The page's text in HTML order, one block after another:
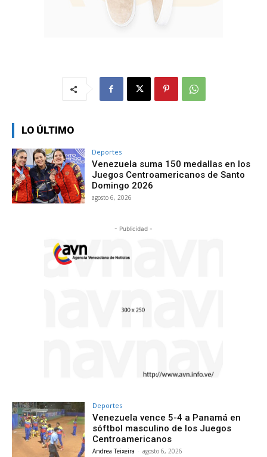
LO ÚLTIMO
Deportes
Venezuela suma 150 medallas en los
Juegos Centroamericanos de Santo
Domingo 2026
agosto 6, 2026
- Publicidad -
Deportes
Venezuela vence 5-4 a Panamá en
sóftbol masculino de los Juegos
Centroamericanos
Andrea Teixeira - agosto 6, 2026